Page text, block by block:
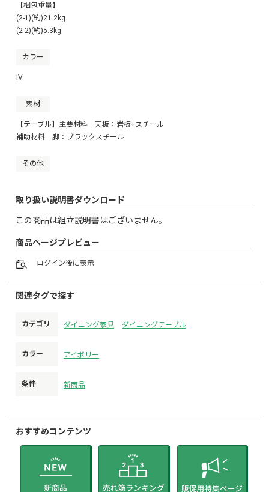
【梱包重量】
(2-1)(約)21.2kg
(2-2)(約)5.3kg
カラー
IV
素材
【テーブル】主要材料 天板：岩板+スチール
補助材料 脚：ブラックスチール
その他
取り扱い説明書ダウンロード
この商品は組立説明書はございません。
商品ページプレビュー
ログイン後に表示
関連タグで探す
カテゴリ ダイニング家具 ダイニングテーブル
カラー アイボリー
条件 新商品
おすすめコンテンツ